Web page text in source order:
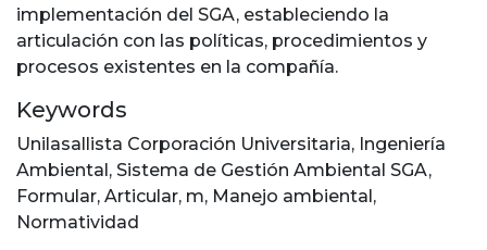
implementación del SGA, estableciendo la
articulación con las políticas, procedimientos y
procesos existentes en la compañía.
Keywords
Unilasallista Corporación Universitaria, Ingeniería
Ambiental, Sistema de Gestión Ambiental SGA,
Formular, Articular, m, Manejo ambiental,
Normatividad